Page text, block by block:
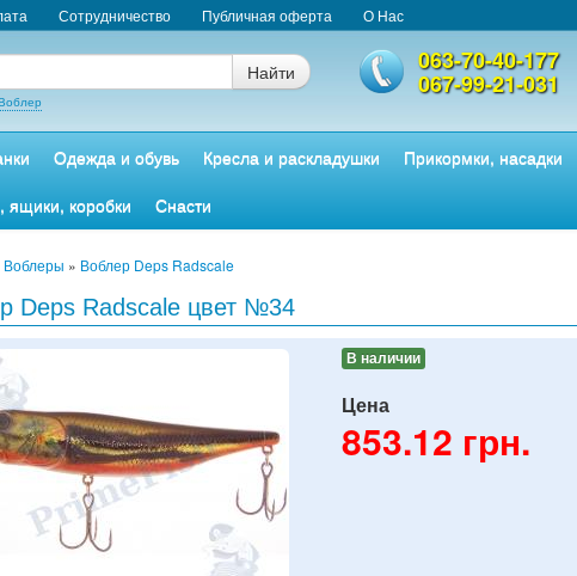
Сотрудничество Публичная оферта О Нас
Найти 063-70-40-177
067-99-21-031
Одежда и обувь Кресла и раскладушки Прикормки, насадки
ящики, коробки
Снасти
Воблеры » Воблер Deps Radscale
Deps Radscale цвет №34
В наличии
Цена
853.12 грн.